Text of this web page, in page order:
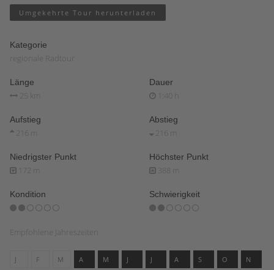
Umgekehrte Tour herunterladen
Kategorie
regionale Radtour
Länge
25 km
Dauer
1:40 h
Aufstieg
216 m
Abstieg
216 m
Niedrigster Punkt
172 m
Höchster Punkt
388 m
Kondition Schwierigkeit
Empfohlene Jahreszeiten
J F M A M J J A S O N